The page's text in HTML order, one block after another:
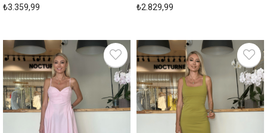
₺3.359,99
₺2.829,99
New
Item
New
Item